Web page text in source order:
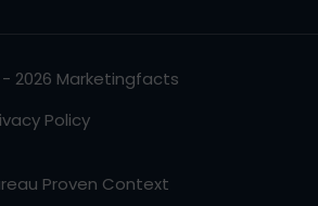
2026 Marketingfacts
Policy
Proven Context